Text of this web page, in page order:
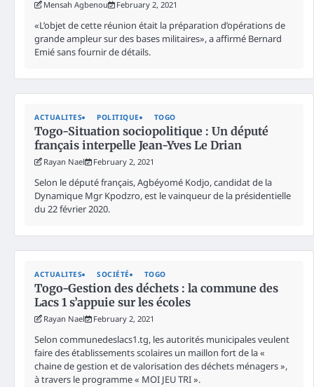
Mensah Agbenou February 2, 2021
«L’objet de cette réunion était la préparation d’opérations de
grande ampleur sur des bases militaires», a affirmé Bernard
Emié sans fournir de détails.
ACTUALITES POLITIQUE TOGO
Togo-Situation sociopolitique : Un député
français interpelle Jean-Yves Le Drian
Rayan Nael February 2, 2021
Selon le député français, Agbéyomé Kodjo, candidat de la
Dynamique Mgr Kpodzro, est le vainqueur de la présidentielle
du 22 février 2020.
ACTUALITES SOCIÉTÉ TOGO
Togo-Gestion des déchets : la commune des
Lacs 1 s’appuie sur les écoles
Rayan Nael February 2, 2021
Selon communedeslacs1.tg, les autorités municipales veulent
faire des établissements scolaires un maillon fort de la «
chaine de gestion et de valorisation des déchets ménagers »,
à travers le programme « MOI JEU TRI ».